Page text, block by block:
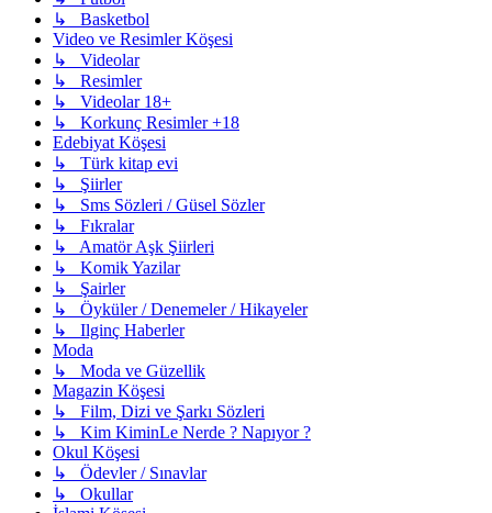
↳ Basketbol
Video ve Resimler Köşesi
↳ Videolar
↳ Resimler
↳ Videolar 18+
↳ Korkunç Resimler +18
Edebiyat Köşesi
↳ Türk kitap evi
↳ Şiirler
↳ Sms Sözleri / Güsel Sözler
↳ Fıkralar
↳ Amatör Aşk Şiirleri
↳ Komik Yazilar
↳ Şairler
↳ Öyküler / Denemeler / Hikayeler
↳ Ilginç Haberler
Moda
↳ Moda ve Güzellik
Magazin Köşesi
↳ Film, Dizi ve Şarkı Sözleri
↳ Kim KiminLe Nerde ? Napıyor ?
Okul Köşesi
↳ Ödevler / Sınavlar
↳ Okullar